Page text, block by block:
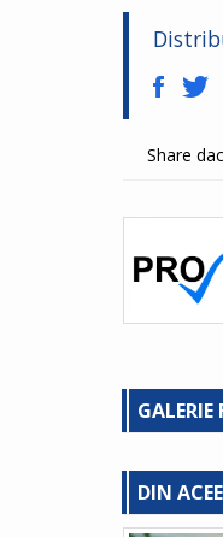
Share
GALERIE
DIN